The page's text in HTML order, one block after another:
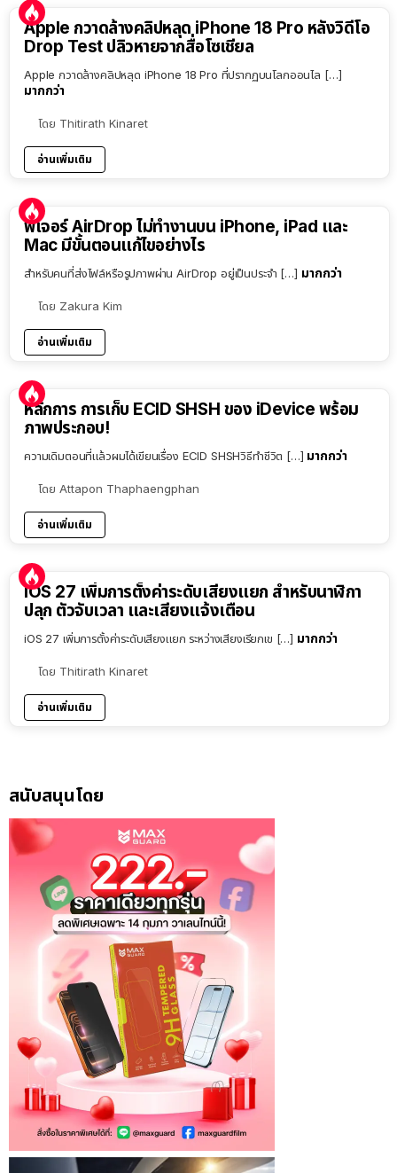
Apple กวาดล้างคลิปหลุด iPhone 18 Pro หลังวิดีโอ
Drop Test ปลิวหายจากสื่อโซเชียล
Apple กวาดล้างคลิปหลุด iPhone 18 Pro ที่ปรากฏบนโลกออนไล […]
มากกว่า
โดย Thitirath Kinaret
อ่านเพิ่มเติม
ฟีเจอร์ AirDrop ไม่ทำงานบน iPhone, iPad และ
Mac มีขั้นตอนแก้ไขอย่างไร
สำหรับคนที่ส่งไฟล์หรือรูปภาพผ่าน AirDrop อยู่เป็นประจำ […] มากกว่า
โดย Zakura Kim
อ่านเพิ่มเติม
หลักการ การเก็บ ECID SHSH ของ iDevice พร้อม
ภาพประกอบ!
ความเดิมตอนที่แล้วผมได้เขียนเรื่อง ECID SHSHวิธีทำชีวิต […] มากกว่า
โดย Attapon Thaphaengphan
อ่านเพิ่มเติม
iOS 27 เพิ่มการตั้งค่าระดับเสียงแยก สำหรับนาฬิกา
ปลุก ตัวจับเวลา และเสียงแจ้งเตือน
iOS 27 เพิ่มการตั้งค่าระดับเสียงแยก ระหว่างเสียงเรียกเข […] มากกว่า
โดย Thitirath Kinaret
อ่านเพิ่มเติม
สนับสนุนโดย